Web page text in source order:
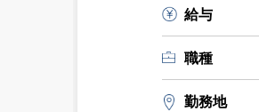
給与
職種
勤務地